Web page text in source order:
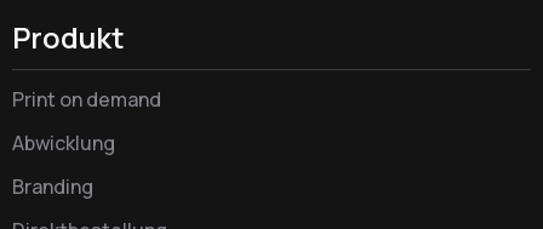
Produkt
Print on demand
Abwicklung
Branding